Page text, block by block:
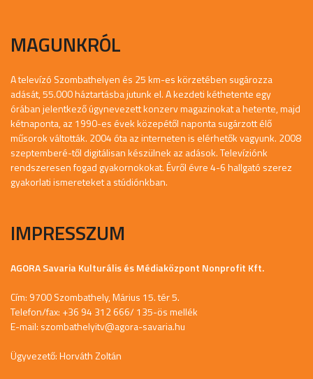
MAGUNKRÓL
A televízó Szombathelyen és 25 km-es körzetében sugározza
adását, 55.000 háztartásba jutunk el. A kezdeti kéthetente egy
órában jelentkező úgynevezett konzerv magazinokat a hetente, majd
kétnaponta, az 1990-es évek közepétől naponta sugárzott élő
műsorok váltották. 2004 óta az interneten is elérhetők vagyunk. 2008
szeptemberé-től digitálisan készülnek az adások. Televíziónk
rendszeresen fogad gyakornokokat. Évről évre 4-6 hallgató szerez
gyakorlati ismereteket a stúdiónkban.
IMPRESSZUM
AGORA Savaria Kulturális és Médiaközpont Nonprofit Kft.
Cím: 9700 Szombathely, Márius 15. tér 5.
Telefon/fax: +36 94 312 666/ 135-ös mellék
E-mail: szombathelyitv@agora-savaria.hu
Ügyvezető: Horváth Zoltán